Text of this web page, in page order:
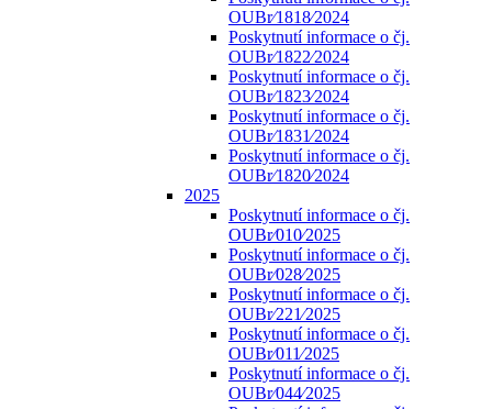
OUBr⁄1818⁄2024
Poskytnutí informace o čj.
OUBr⁄1822⁄2024
Poskytnutí informace o čj.
OUBr⁄1823⁄2024
Poskytnutí informace o čj.
OUBr⁄1831⁄2024
Poskytnutí informace o čj.
OUBr⁄1820⁄2024
2025
Poskytnutí informace o čj.
OUBr⁄010⁄2025
Poskytnutí informace o čj.
OUBr⁄028⁄2025
Poskytnutí informace o čj.
OUBr⁄221⁄2025
Poskytnutí informace o čj.
OUBr⁄011⁄2025
Poskytnutí informace o čj.
OUBr⁄044⁄2025